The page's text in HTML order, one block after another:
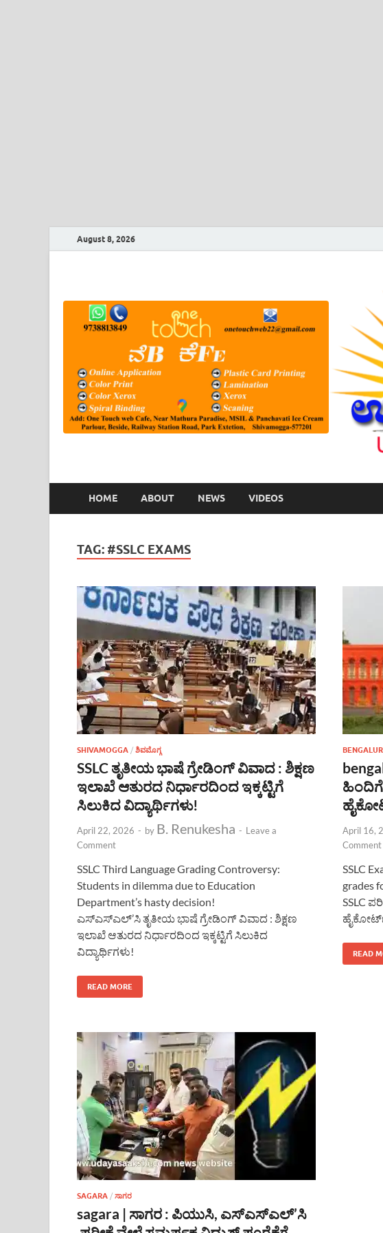
August 8, 2026
HOME ABOUT NEWS VIDEOS
TAG: #SSLC EXAMS
SHIVAMOGGA / ಶಿವಮೊಗ್ಗ
SSLC ತೃತೀಯ ಭಾಷೆ ಗ್ರೇಡಿಂಗ್ ವಿವಾದ : ಶಿಕ್ಷಣ
ಇಲಾಖೆ ಆತುರದ ನಿರ್ಧಾರದಿಂದ ಇಕ್ಕಟ್ಟಿಗೆ
ಸಿಲುಕಿದ ವಿದ್ಯಾರ್ಥಿಗಳು!
April 22, 2026 - by B. Renukesha - Leave a
Comment
SSLC Third Language Grading Controversy:
Students in dilemma due to Education
Department’s hasty decision!
ಎಸ್ಎಸ್ಎಲ್’ಸಿ ತೃತೀಯ ಭಾಷೆ ಗ್ರೇಡಿಂಗ್ ವಿವಾದ : ಶಿಕ್ಷಣ
ಇಲಾಖೆ ಆತುರದ ನಿರ್ಧಾರದಿಂದ ಇಕ್ಕಟ್ಟಿಗೆ ಸಿಲುಕಿದ
ವಿದ್ಯಾರ್ಥಿಗಳು!
READ MORE
ಹಿಂದಿಗೆ
April 16,
Comment
SSLC
grades
SSLC
READ
SAGARA / ಸಾಗರ
sagara | ಸಾಗರ : ಪಿಯುಸಿ, ಎಸ್ಎಸ್ಎಲ್’ಸಿ